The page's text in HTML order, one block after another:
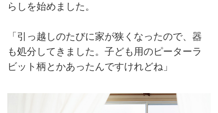
らしを始めました。
「引っ越しのたびに家が狭くなったので、器
も処分してきました。子ども用のピーターラ
ビット柄とかあったんですけれどね」